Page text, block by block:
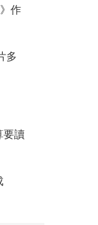
作
多
要讀